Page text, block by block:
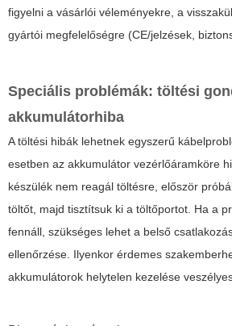
figyelni a vásárlói véleményekre, a
gyártói megfelelőségre (CE/jelzések,
Speciális problémák: töltési
akkumulátorhiba
A töltési hibák lehetnek egyszerű
esetben az akkumulátor vezérlőáramköre
készülék nem reagál töltésre, először
töltőt, majd tisztítsuk ki a töltőportot. Ha a
fennáll, szükséges lehet a belső
ellenőrzése. Ilyenkor érdemes
akkumulátorok helytelen kezelése